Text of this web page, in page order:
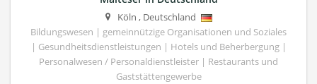
Köln , Deutschland
Bildungswesen | gemeinnützige Organisationen und Soziales
| Gesundheitsdienstleistungen | Hotels und Beherbergung |
Personalwesen / Personaldienstleister | Restaurants und
Gaststättengewerbe